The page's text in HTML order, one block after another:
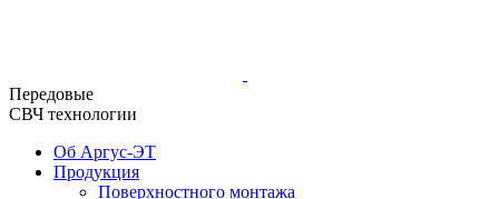
Передовые
СВЧ технологии
Об Аргус-ЭТ
Продукция
Поверхностного монтажа